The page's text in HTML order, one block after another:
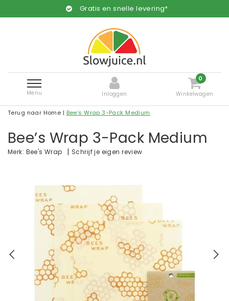
Gratis en snelle levering*
Menu Inloggen
0
Winkelwagen
Terug naar Home | Bee’s Wrap 3-Pack Medium
Bee’s Wrap 3-Pack Medium
Merk: Bee's Wrap | Schrijf je eigen review